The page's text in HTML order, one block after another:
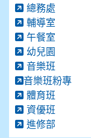
總務處
輔導室
午餐室
幼兒園
音樂班
音樂班粉專
體育班
資優班
進修部